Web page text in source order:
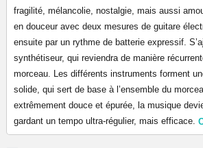
fragilité, mélancolie, nostalgie, mais aussi
en douceur avec deux mesures de guitare
ensuite par un rythme de batterie expressif.
synthétiseur, qui reviendra de manière
morceau. Les différents instruments forment
solide, qui sert de base à l’ensemble du
extrêmement douce et épurée, la musique
gardant un tempo ultra-régulier, mais efficace.